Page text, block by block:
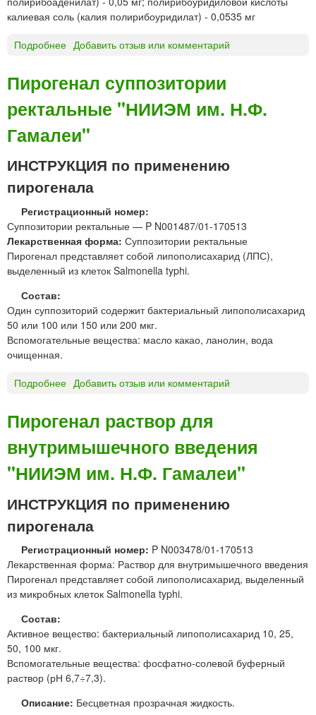
я
и
к
и
л
н
а
з
а
ь
ы
х
к
а
п
е
л
и
д
л
я
р
г
о
о
в
л
е
н
г
л
а
к
п
е
л
калиевая соль (калия полирибоуридилат) - 0,0535 мг
Подробнее
Л
У
Д
А
®
а
п
л
и
н
а
л
ь
н
Добавить отзыв или комментарий
Пирогенал суппозитории
ректальные "НИИЭМ им. Н.Ф.
Гамалеи"
ИНСТРУКЦИЯ по применению
пирогенала
Регистрационный номер:
Суппозитории ректальные — P N001487/01-170513
Лекарственная форма: Суппозитории ректальные
Пирогенал представляет собой липополисахарид (ЛПС),
выделенный из клеток Salmonella typhi.
Состав:
Один суппозиторий содержит бактериальный липополисахарид
50 или 100 или 150 или 200 мкг.
Вспомогательные вещества: масло какао, ланолин, вода
очищенная.
Подробнее
р
о
г
е
а
с
у
п
п
о
т
р
и
р
Добавить отзыв или комментарий
Пирогенал раствор для
внутримышечного введения
"НИИЭМ им. Н.Ф. Гамалеи"
ИНСТРУКЦИЯ по применению
пирогенала
Регистрационный номер: P N003478/01-170513
Лекарственная форма: Раствор для внутримышечного введения
Пирогенал представляет собой липополисахарид, выделенный
из микробных клеток Salmonella typhi.
Состав:
Активное вещество: бактериальный липополисахарид 10, 25,
50, 100 мкг.
Вспомогательные вещества: фосфатно-солевой буферный
раствор (рН 6,7÷7,3).
Описание: Бесцветная прозрачная жидкость.